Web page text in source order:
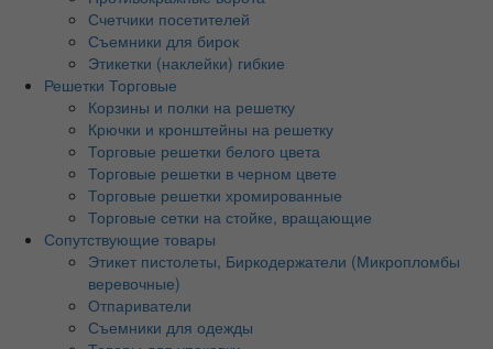
Счетчики посетителей
Съемники для бирок
Этикетки (наклейки) гибкие
Решетки Торговые
Корзины и полки на решетку
Крючки и кронштейны на решетку
Торговые решетки белого цвета
Торговые решетки в черном цвете
Торговые решетки хромированные
Торговые сетки на стойке, вращающие
Сопутствующие товары
Этикет пистолеты, Биркодержатели (Микропломбы
веревочные)
Отпариватели
Съемники для одежды